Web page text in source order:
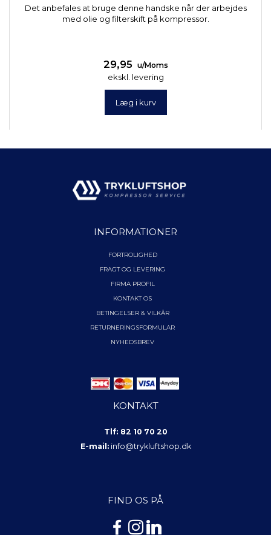
Det anbefales at bruge denne handske når der arbejdes
med olie og filterskift på kompressor.
29,95 u/Moms
ekskl. levering
Læg i kurv
INFORMATIONER
FORTROLIGHED
FRAGT OG LEVERING
FIRMA PROFIL
KONTAKT OS
BETINGELSER & VILKÅR
RETURNERINGSFORMULAR
NYHEDSBREV
KONTAKT
Tlf: 82 10 70 20
E-mail: info@trykluftshop.dk
FIND OS PÅ